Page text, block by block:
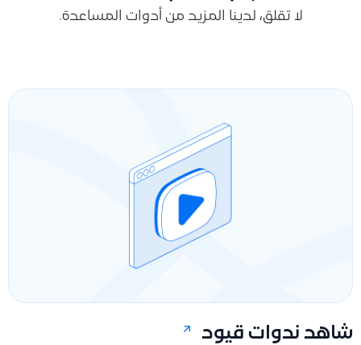
لا تقلق، لدينا المزيد من أدوات المساعدة.
شاهد ندوات قيود